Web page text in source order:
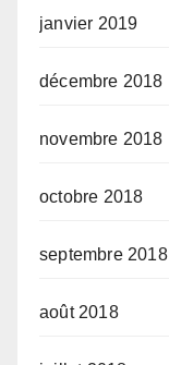
janvier 2019
décembre 2018
novembre 2018
octobre 2018
septembre 2018
août 2018